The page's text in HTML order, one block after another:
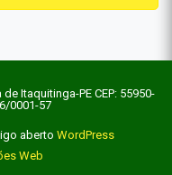
Itaquitinga-PE CEP: 55950-
0001-57
aberto WordPress
Web